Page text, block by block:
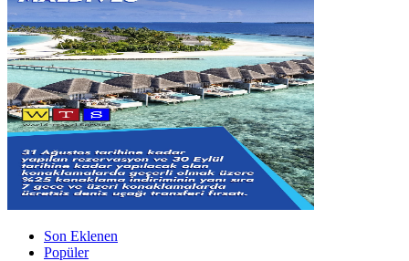
Son Eklenen
Popüler